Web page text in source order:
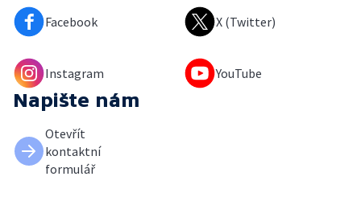
Facebook X (Twitter)
Instagram YouTube
Napište nám
Otevřít
kontaktní
formulář